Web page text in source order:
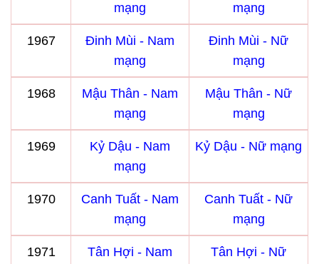
mạng
mạng
1967
Đinh Mùi - Nam
mạng
Đinh Mùi - Nữ
mạng
1968
Mậu Thân - Nam
mạng
Mậu Thân - Nữ
mạng
1969
Kỷ Dậu - Nam
mạng
Kỷ Dậu - Nữ mạng
1970
Canh Tuất - Nam
mạng
Canh Tuất - Nữ
mạng
1971
Tân Hợi - Nam
Tân Hợi - Nữ